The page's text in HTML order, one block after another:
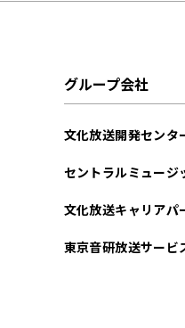
グループ会社
文化放送開発センタ
セントラルミュージ
文化放送キャリアパ
東京音研放送サービ